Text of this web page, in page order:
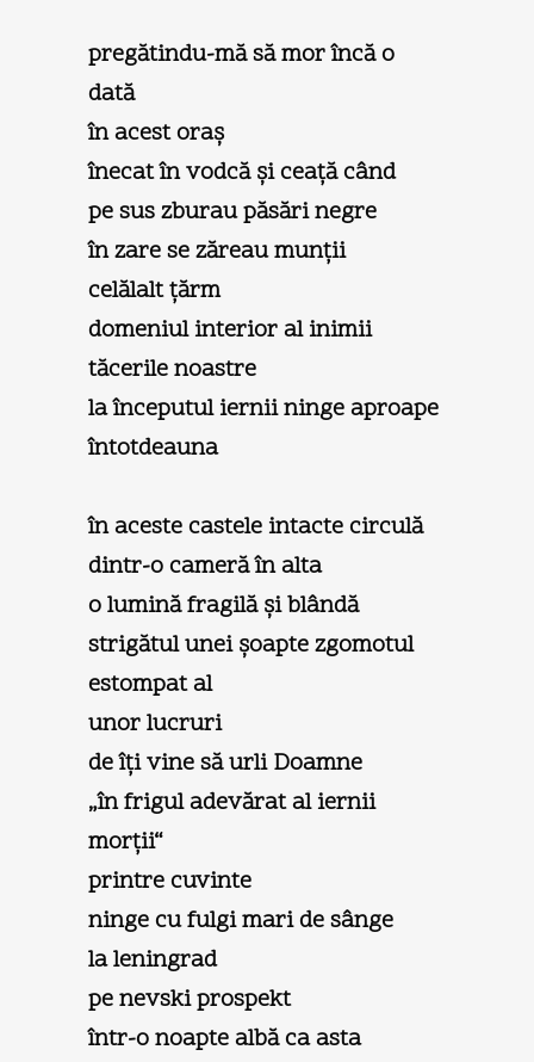
pregătindu-mă să mor încă o
dată
în acest oraş
înecat în vodcă şi ceaţă când
pe sus zburau păsări negre
în zare se zăreau munţii
celălalt ţărm
domeniul interior al inimii
tăcerile noastre
la începutul iernii ninge aproape
întotdeauna
în aceste castele intacte circulă
dintr-o cameră în alta
o lumină fragilă şi blândă
strigătul unei şoapte zgomotul
estompat al
unor lucruri
de îţi vine să urli Doamne
„în frigul adevărat al iernii
morţii“
printre cuvinte
ninge cu fulgi mari de sânge
la leningrad
pe nevski prospekt
într-o noapte albă ca asta